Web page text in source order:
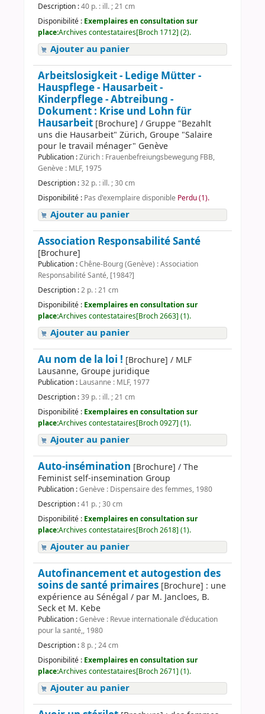
Description :40 p. : ill. ; 21 cm
Disponibilité : Exemplaires en consultation sur
place:Archives contestataires[Broch 1712] (2).
Ajouter au panier
Arbeitslosigkeit - Ledige Mütter -
Hauspflege - Hausarbeit -
Kinderpflege - Abtreibung -
Dokument : Krise und Lohn für
Hausarbeit [Brochure] / Gruppe "Bezahlt
uns die Hausarbeit" Zürich, Groupe "Salaire
pour le travail ménager" Genève
Publication :Zürich : Frauenbefreiungsbewegung FBB,
Genève : MLF, 1975
Description :32 p. : ill. ; 30 cm
Disponibilité : Pas d'exemplaire disponible Perdu (1).
Ajouter au panier
Association Responsabilité Santé
[Brochure]
Publication :Chêne-Bourg (Genève) : Association
Responsabilité Santé, [1984?]
Description :2 p. : 21 cm
Disponibilité : Exemplaires en consultation sur
place:Archives contestataires[Broch 2663] (1).
Ajouter au panier
Au nom de la loi ! [Brochure] / MLF
Lausanne, Groupe juridique
Publication : Lausanne : MLF, 1977
Description :39 p. : ill. ; 21 cm
Disponibilité : Exemplaires en consultation sur
place:Archives contestataires[Broch 0927] (1).
Ajouter au panier
Auto-insémination [Brochure] / The
Feminist self-insemination Group
Publication :Genève : Dispensaire des femmes, 1980
Description :41 p. ; 30 cm
Disponibilité : Exemplaires en consultation sur
place:Archives contestataires[Broch 2618] (1).
Ajouter au panier
Autofinancement et autogestion des
soins de santé primaires [Brochure] : une
expérience au Sénégal / par M. Jancloes, B.
Seck et M. Kebe
Publication :Genève : Revue internationale d'éducation
pour la santé,, 1980
Description :8 p. ; 24 cm
Disponibilité : Exemplaires en consultation sur
place:Archives contestataires[Broch 2671] (1).
Ajouter au panier